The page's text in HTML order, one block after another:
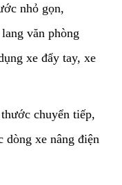
nhỏ gọn,
văn phòng
xe đẩy tay, xe
chuyển tiếp,
dòng xe nâng điện